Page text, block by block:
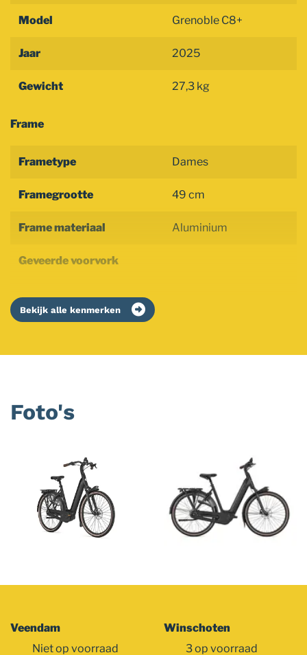
Model Grenoble C8+
Jaar 2025
Gewicht 27,3 kg
Frame
Frametype Dames
Framegrootte 49 cm
Frame materiaal Aluminium
Geveerde voorvork
Bekijk alle kenmerken
Foto's
Veendam
Niet op voorraad
Winschoten
3 op voorraad